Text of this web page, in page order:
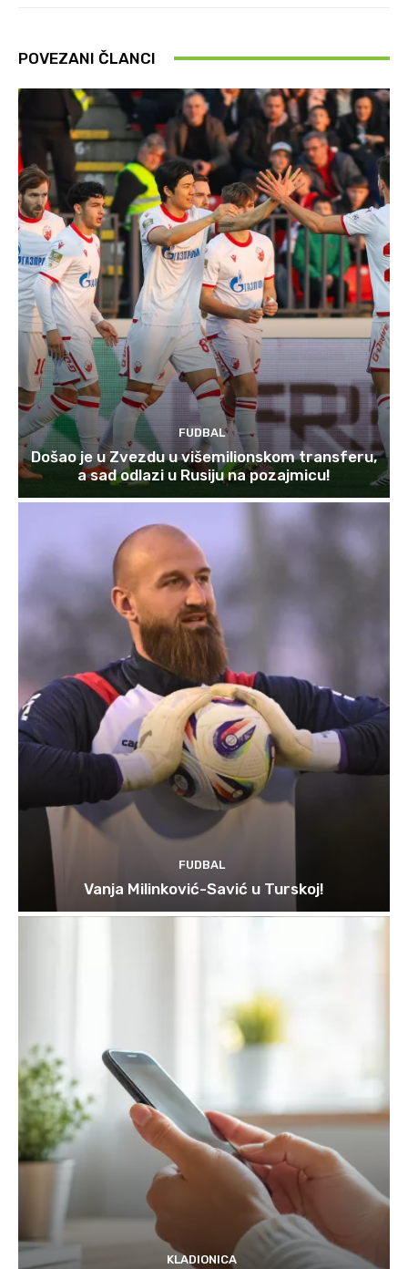
POVEZANI ČLANCI
FUDBAL
Došao je u Zvezdu u višemilionskom transferu,
a sad odlazi u Rusiju na pozajmicu!
FUDBAL
Vanja Milinković-Savić u Turskoj!
KLADIONICA